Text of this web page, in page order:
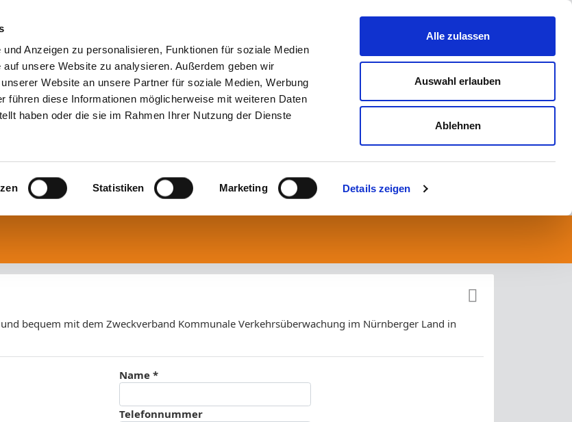
Anzeigen zu personalisieren, Funktionen für soziale Medien
unsere Website zu analysieren. Außerdem geben wir
Website an unsere Partner für soziale Medien, Werbung
führen diese Informationen möglicherweise mit weiteren Daten
haben oder die sie im Rahmen Ihrer Nutzung der Dienste
Statistiken Marketing Details zeigen
Alle zulassen
Auswahl erlauben
Ablehnen
bequem mit dem Zweckverband Kommunale Verkehrsüberwachung im Nürnberger Land in
Name *
Telefonnummer